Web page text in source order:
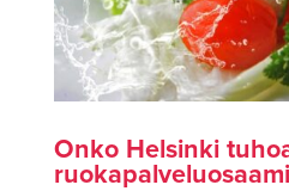
Onko Helsinki